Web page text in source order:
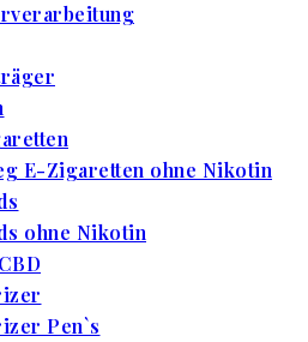
E-Zigaretten ohne Nikotin
ohne Nikotin
Pen`s